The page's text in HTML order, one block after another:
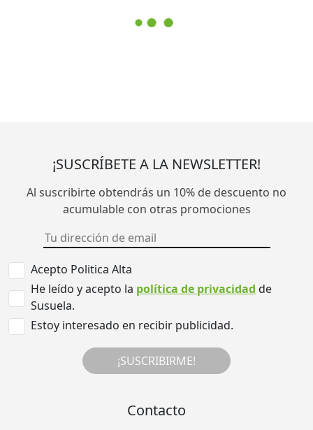
¡SUSCRÍBETE A LA NEWSLETTER!
Al suscribirte obtendrás un 10% de descuento no
acumulable con otras promociones
Acepto Politica Alta
He leído y acepto la política de privacidad de
Susuela.
Estoy interesado en recibir publicidad.
¡SUSCRIBIRME!
Contacto